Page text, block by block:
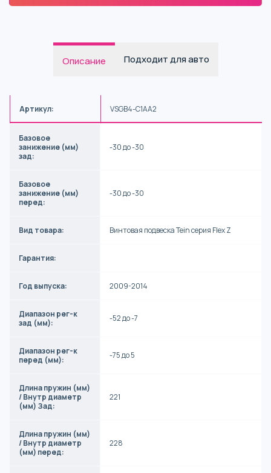
Описание Подходит для авто
Артикул: VSGB4-C1AA2
Базовое
занижение (мм)
зад:
-30 до -30
Базовое
занижение (мм)
перед:
-30 до -30
Вид товара: Винтовая подвеска Tein серия Flex Z
Гарантия:
Год выпуска: 2009-2014
Диапазон рег-к
зад (мм):
-52 до -7
Диапазон рег-к
перед (мм):
-75 до 5
Длина пружин (мм)
/ Внутр диаметр
(мм) Зад:
221
Длина пружин (мм)
/ Внутр диаметр
(мм) перед:
228